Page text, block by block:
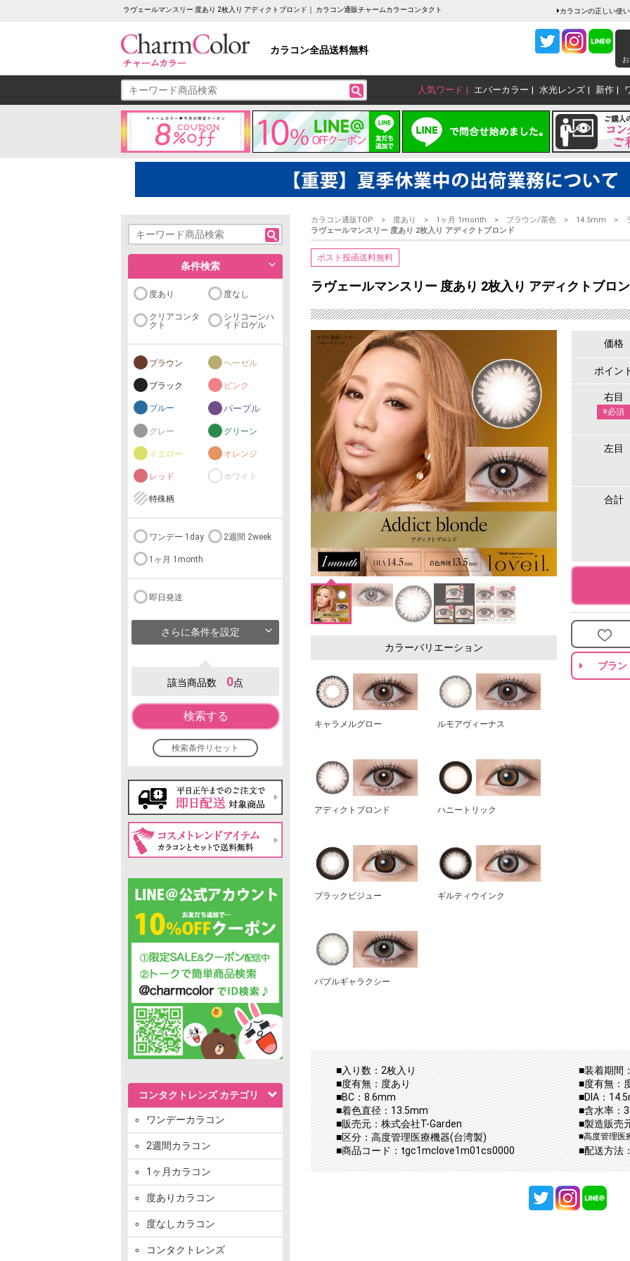
ラヴェールマンスリー 度あり 2枚入り アディクトブロンド｜ カラコン通販チャームカラーコンタクト カラコンの正しい使
カラコン全品送料無料
人気ワード エバーカラー 水光レンズ 新作
条件検索
度あり 度なし
クリアコンタ
クト
シリコーンハ
イドロゲル
ブラウン ヘーゼル
ブラック ピンク
ブルー パープル
グレー グリーン
イエロー オレンジ
レッド ホワイト
特殊柄
ワンデー 1day 2週間 2week
1ヶ月 1month
即日発送
さらに条件を設定
該当商品数 0点
検索する
検索条件リセット
コンタクトレンズ カテゴリ
ワンデーカラコン
2週間カラコン
1ヶ月カラコン
度ありカラコン
度なしカラコン
コンタクトレンズ
カラコン通販TOP 度あり 1ヶ月 1month ブラウン/茶色 14.5mm
ラヴェールマンスリー 度あり 2枚入り アディクトブロンド
ポスト投函送料無料
ラヴェールマンスリー 度あり 2枚入り アディクトブロ
カラーバリエーション
キャラメルグロー ルモアヴィーナス
アディクトブロンド ハニートリック
ブラックビジュー ギルティウインク
バブルギャラクシー
価格
ポイン
右目
※必須
左目
合計
ブラン
■入り数：2枚入り
■装着期間
■度有無：度あり
■度有無：
■BC：8.6mm
■DIA：
■着色直径：13.5mm
■含水率：
■販売元：株式会社T-Garden
■製造販売
■区分：高度管理医療機器(台湾製)
■高度管理医
■商品コード：tgc1mclove1m01cs0000 ■配送方法